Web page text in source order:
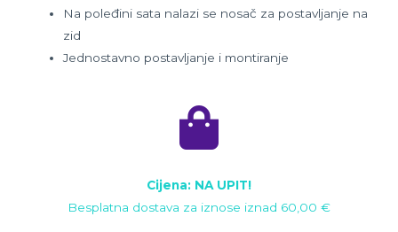
Na poleđini sata nalazi se nosač za postavljanje na
zid
Jednostavno postavljanje i montiranje
Cijena: NA UPIT!
Besplatna dostava za iznose iznad 60,00 €